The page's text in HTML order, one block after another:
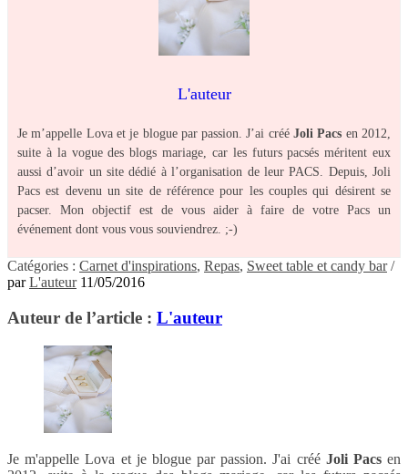
L'auteur
Je m’appelle Lova et je blogue par passion. J’ai crééJoli Pacs en 2012,
suite à la vogue des blogs mariage, car les futurs pacsés méritent eux
aussi d’avoir un site dédié à l’organisation de leur PACS. Depuis, Joli
Pacs est devenu un site de référence pour les couples qui désirent se
pacser. Mon objectif est de vous aider à faire de votre Pacs un
événement dont vous vous souviendrez. ;-)
Catégories : Carnet d'inspirations, Repas, Sweet table et candy bar /
parL'auteur 11/05/2016
Auteur de l’article : L'auteur
Je m'appelle Lova et je blogue par passion. J'ai créé Joli Pacsen